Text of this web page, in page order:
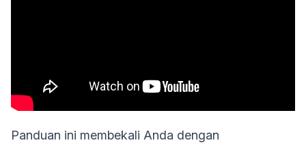
Panduan ini membekali Anda dengan